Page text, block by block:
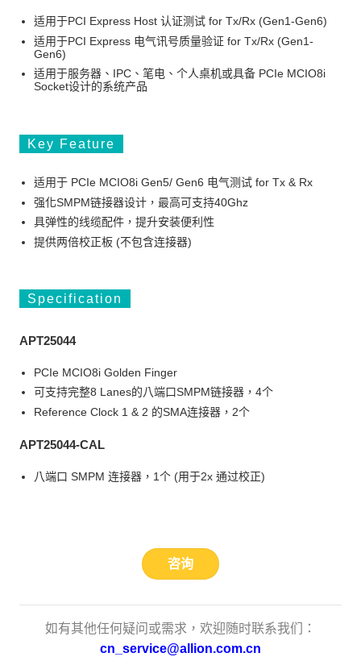
适用于PCI Express Host 认证测试 for Tx/Rx (Gen1-Gen6)
适用于PCI Express 电气讯号质量验证 for Tx/Rx (Gen1-
Gen6)
适用于服务器、IPC、笔电、个人桌机或具备 PCIe MCIO8i
Socket设计的系统产品
Key Feature
适用于 PCIe MCIO8i Gen5/ Gen6 电气测试 for Tx & Rx
强化SMPM链接器设计，最高可支持40Ghz
具弹性的线缆配件，提升安装便利性
提供两倍校正板 (不包含连接器)
Specification
APT25044
PCIe MCIO8i Golden Finger
可支持完整8 Lanes的八端口SMPM链接器，4个
Reference Clock 1 & 2 的SMA连接器，2个
APT25044-CAL
八端口 SMPM 连接器，1个 (用于2x 通过校正)
咨询
如有其他任何疑问或需求，欢迎随时联系我们：
cn_service@allion.com.cn